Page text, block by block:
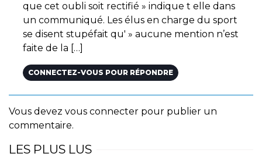
que cet oubli soit rectifié » indique t elle dans
un communiqué. Les élus en charge du sport
se disent stupéfait qu' » aucune mention n’est
faite de la […]
CONNECTEZ-VOUS POUR RÉPONDRE
Vous devez vous connecter pour publier un
commentaire.
LES PLUS LUS